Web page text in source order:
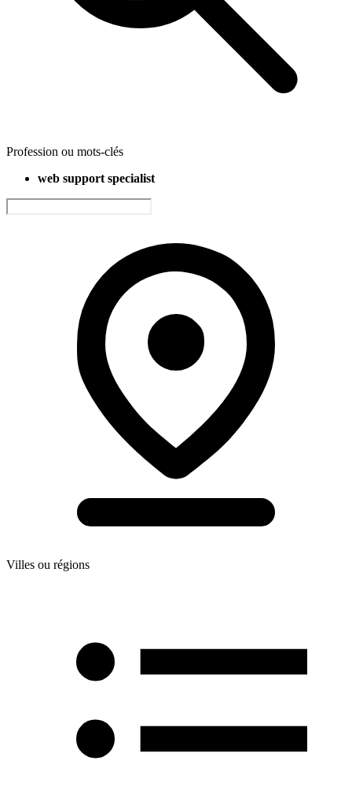
Profession ou mots-clés
web support specialist
Villes ou régions